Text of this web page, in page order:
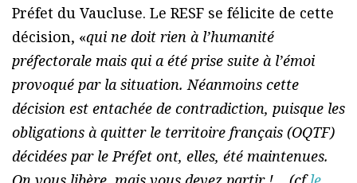
Préfet du Vaucluse. Le RESF se félicite de cette
décision, «qui ne doit rien à l’humanité
préfectorale mais qui a été prise suite à l’émoi
provoqué par la situation. Néanmoins cette
décision est entachée de contradiction, puisque les
obligations à quitter le territoire français (OQTF)
décidées par le Préfet ont, elles, été maintenues.